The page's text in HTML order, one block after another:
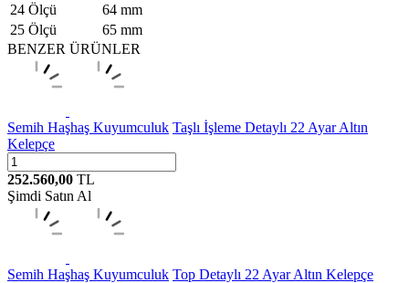
24 Ölçü
64 mm
25 Ölçü
65 mm
BENZER ÜRÜNLER
Semih Haşhaş Kuyumculuk Taşlı İşleme Detaylı 22 Ayar Altın
Kelepçe
252.560,00 TL
Şimdi Satın Al
Semih Haşhaş Kuyumculuk Top Detaylı 22 Ayar Altın Kelepçe